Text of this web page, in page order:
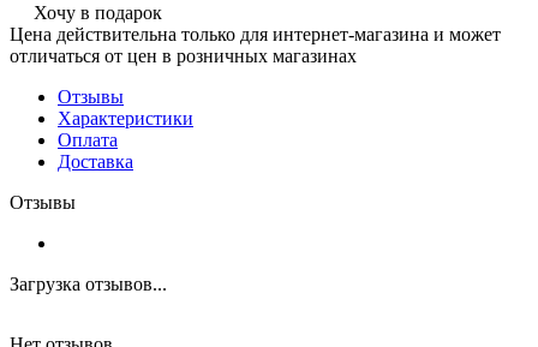
Хочу в подарок
Цена действительна только для интернет-магазина и может
отличаться от цен в розничных магазинах
Отзывы
Характеристики
Оплата
Доставка
Отзывы
Загрузка отзывов...